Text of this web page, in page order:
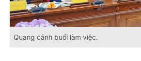
Quang cảnh buổi làm việc.